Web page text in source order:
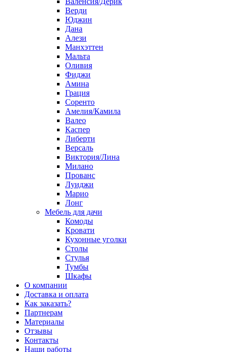
Верди
Юджин
Дана
Алези
Манхэттен
Мальта
Оливия
Фиджи
Амина
Грация
Соренто
Амелия/Камила
Валео
Каспер
Либерти
Версаль
Виктория/Лина
Милано
Прованс
Луиджи
Марио
Лонг
Мебель для дачи
Комоды
Кровати
Кухонные уголки
Столы
Стулья
Тумбы
Шкафы
О компании
Доставка и оплата
Как заказать?
Партнерам
Материалы
Отзывы
Контакты
Наши работы